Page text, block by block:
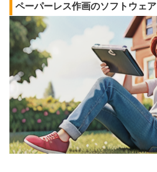
ペーパーレス作画のソフトウェア